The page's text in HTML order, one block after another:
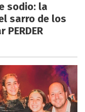
sodio: la
sarro de los